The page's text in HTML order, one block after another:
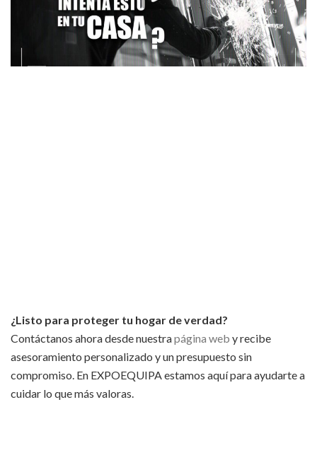
¿Listo para proteger tu hogar de verdad?
Contáctanos ahora desde nuestrapágina web y recibe
asesoramiento personalizado y un presupuesto sin
compromiso. En EXPOEQUIPA estamos aquí para ayudarte a
cuidar lo que más valoras.